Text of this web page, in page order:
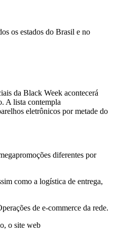
os estados do Brasil e no
da Black Week acontecerá
A lista contempla
eletrônicos por metade do
diferentes por
como a logística de entrega,
de e-commerce da rede.
o site web